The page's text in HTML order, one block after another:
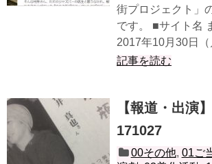
街プロジェクト」
です。 ■サイト名
2017年10月30日
記事を読む
【報道・出演
171027
00その他, 01ご